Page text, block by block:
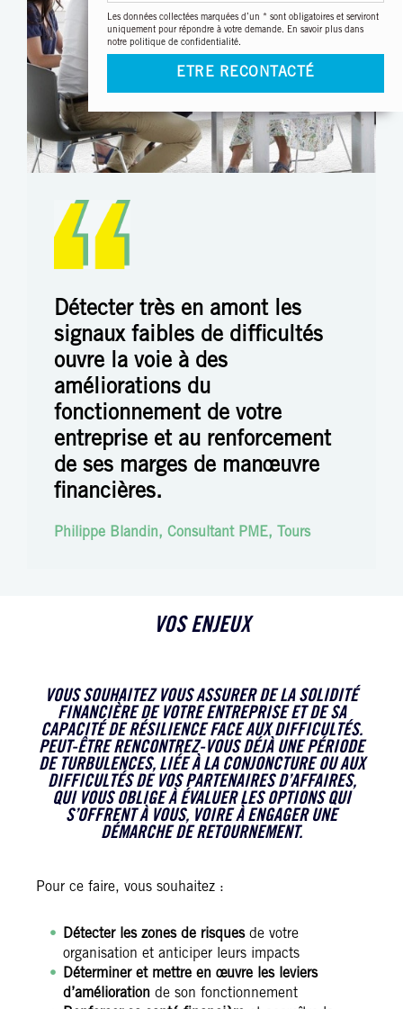
Détecter très en amont les
signaux faibles de difficultés
ouvre la voie à des
améliorations du
fonctionnement de votre
entreprise et au renforcement
de ses marges de manœuvre
financières.
Philippe Blandin, Consultant PME, Tours
VOS ENJEUX
VOUS SOUHAITEZ VOUS ASSURER DE LA SOLIDITÉ
FINANCIÈRE DE VOTRE ENTREPRISE ET DE SA
CAPACITÉ DE RÉSILIENCE FACE AUX DIFFICULTÉS.
PEUT-ÊTRE RENCONTREZ-VOUS DÉJÀ UNE PÉRIODE
DE TURBULENCES, LIÉE À LA CONJONCTURE OU AUX
DIFFICULTÉS DE VOS PARTENAIRES D’AFFAIRES,
QUI VOUS OBLIGE À ÉVALUER LES OPTIONS QUI
S’OFFRENT À VOUS, VOIRE À ENGAGER UNE
DÉMARCHE DE RETOURNEMENT.
Pour ce faire, vous souhaitez :
Détecter les zones de risquesde votre
organisation et anticiper leurs impacts
Déterminer et mettre en œuvre les leviers
d’amélioration de son fonctionnement
Les données collectées marquées d’un * sont obligatoires et serviront
uniquement pour répondre à votre demande. En savoir plus dans
notre politique de confidentialité.
ETRE RECONTACTÉ